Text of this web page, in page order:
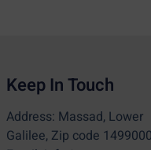
Keep In Touch
Address: Massad, Lower
Galilee, Zip code 1499000